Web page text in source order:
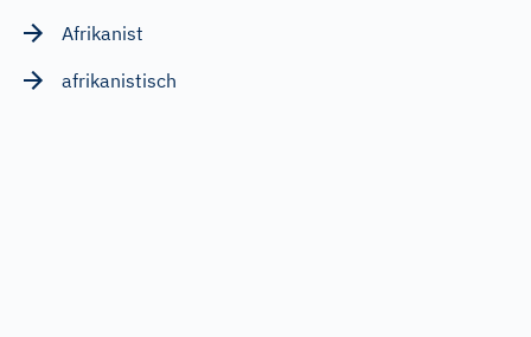
Afrikanist
afrikanistisch